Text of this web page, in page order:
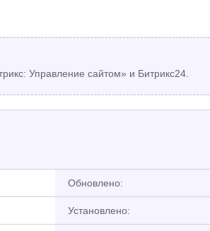
Управление сайтом» и Битрикс24.
Обновлено:
Установлено: